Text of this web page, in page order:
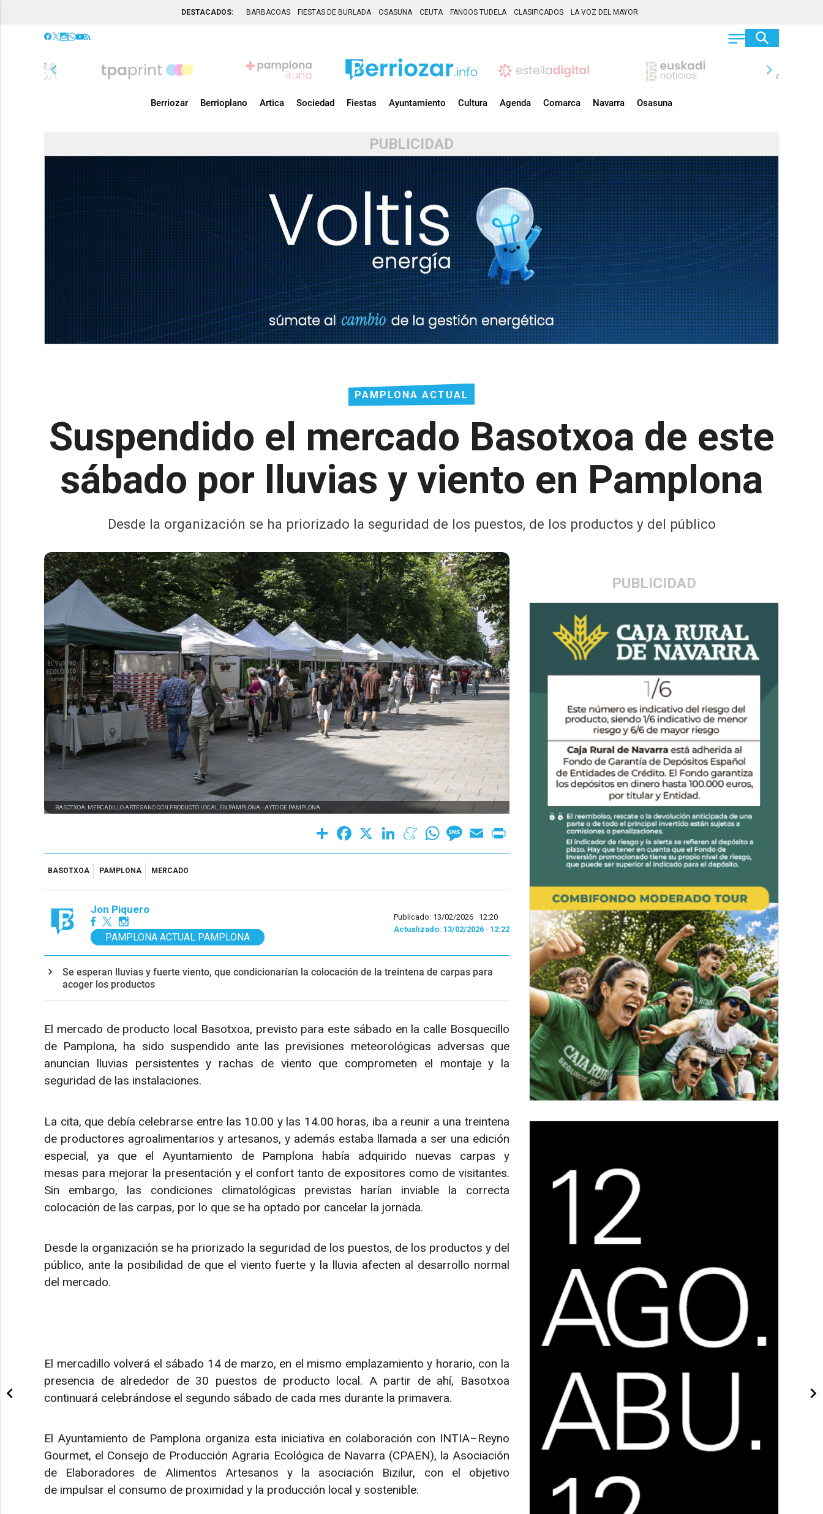
DESTACADOS: BARBACOAS FIESTAS DE BURLADA OSASUNA CEUTA FANGOS TUDELA CLASIFICADOS LA VOZ DEL MAYOR
chevron_left chevron_right
Berriozar Berrioplano Artica Sociedad Fiestas Ayuntamiento Cultura Agenda Comarca Navarra Osasuna
PUBLICIDAD
PAMPLONA ACTUAL
Suspendido el mercado Basotxoa de este
sábado por lluvias y viento en Pamplona
Desde la organización se ha priorizado la seguridad de los puestos, de los productos y del público
PUBLICIDAD
BASOTXOA, MERCADILLO ARTESANO CON PRODUCTO LOCAL EN PAMPLONA -AYTO DE PAMPLONA
Share Facebook LinkedInMeneameWhatsAppMessage
Email
BASOTXOA PAMPLONA MERCADO
Jon Piquero
PAMPLONA ACTUAL PAMPLONA
Publicado: 13/02/2026 · 12:20
Actualizado: 13/02/2026 · 12:22
Se esperan lluvias y fuerte viento, que condicionarían la colocación de la treintena de carpas para
acoger los productos
El mercado de producto local Basotxoa, previsto para este sábado en la calle Bosquecillo
de Pamplona, ha sido suspendido ante las previsiones meteorológicas adversas que
anuncian lluvias persistentes y rachas de viento que comprometen el montaje y la
seguridad de las instalaciones.
La cita, que debía celebrarse entre las 10.00 y las 14.00 horas, iba a reunir a una treintena
de productores agroalimentarios y artesanos, y además estaba llamada a ser una edición
especial, ya que el Ayuntamiento de Pamplona había adquirido nuevas carpas y
mesas para mejorar la presentación y el confort tanto de expositores como de visitantes.
Sin embargo, las condiciones climatológicas previstas harían inviable la correcta
colocación de las carpas, por lo que se ha optado por cancelar la jornada.
Desde la organización se ha priorizado la seguridad de los puestos, de los productos y del
público, ante la posibilidad de que el viento fuerte y la lluvia afecten al desarrollo normal
del mercado.
El mercadillo volverá el sábado 14 de marzo, en el mismo emplazamiento y horario, con la
presencia de alrededor de 30 puestos de producto local. A partir de ahí, Basotxoa
continuará celebrándose el segundo sábado de cada mes durante la primavera.
El Ayuntamiento de Pamplona organiza esta iniciativa en colaboración con INTIA–Reyno
Gourmet, el Consejo de Producción Agraria Ecológica de Navarra (CPAEN), la Asociación
de Elaboradores de Alimentos Artesanos y la asociación Bizilur, con el objetivo
de impulsar el consumo de proximidad y la producción local y sostenible.